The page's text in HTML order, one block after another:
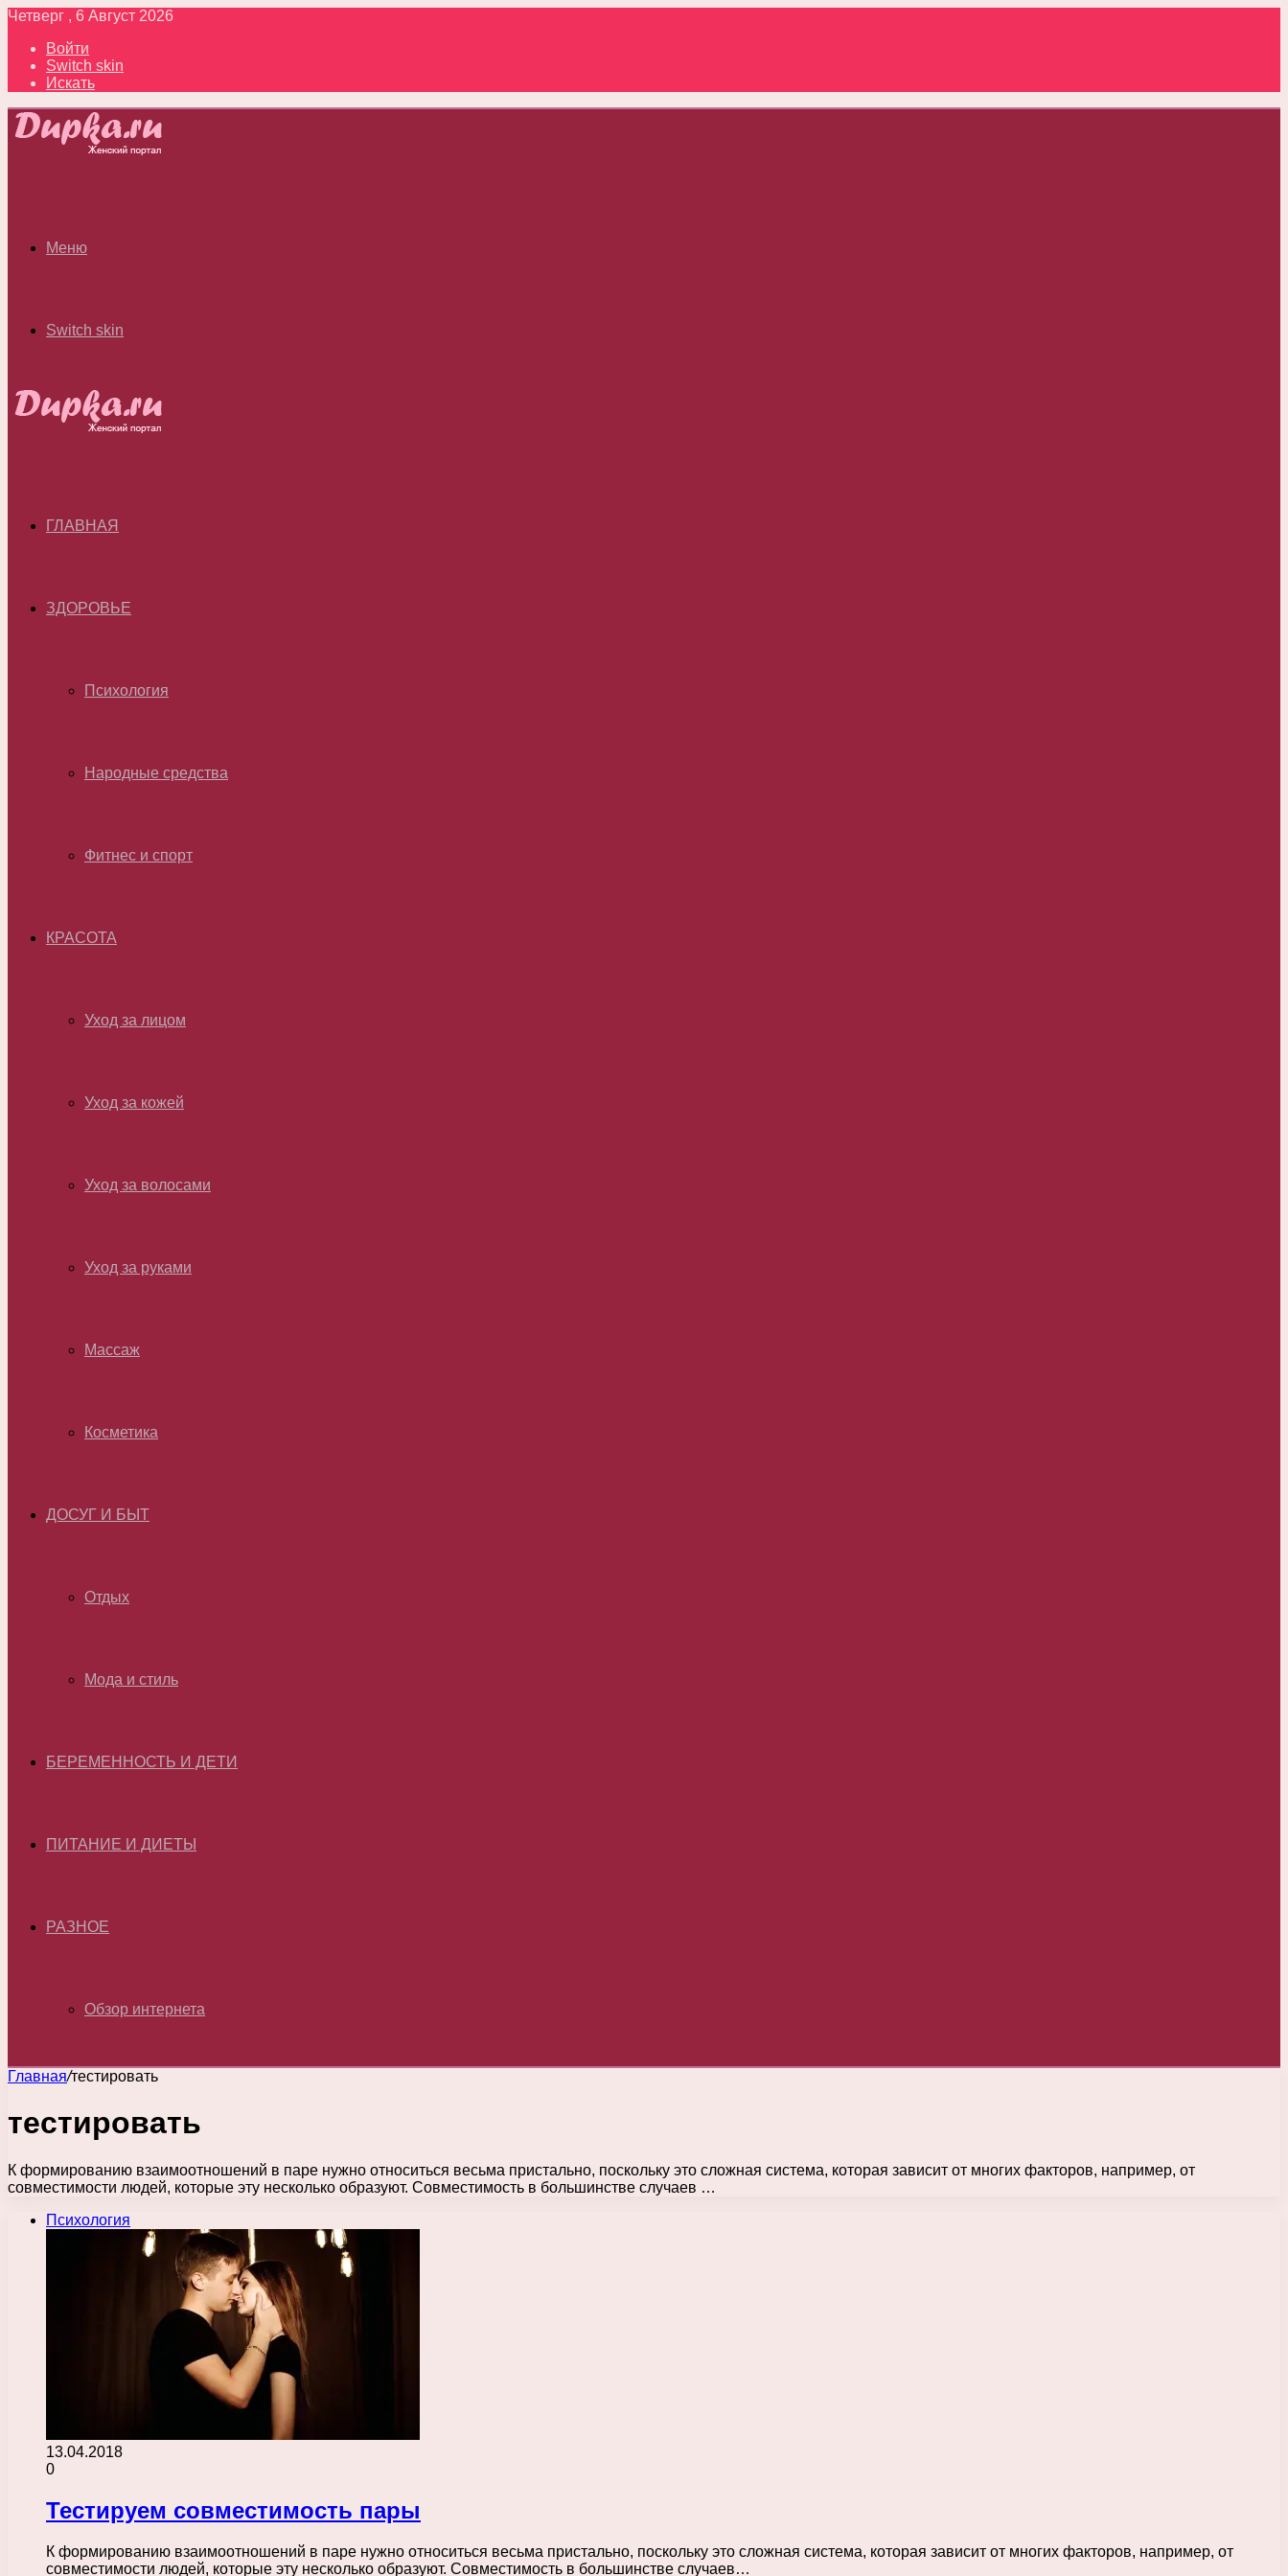
Четверг , 6 Август 2026
Войти
Switch skin
Искать
Меню
Switch skin
ГЛАВНАЯ
ЗДОРОВЬЕ
Психология
Народные средства
Фитнес и спорт
КРАСОТА
Уход за лицом
Уход за кожей
Уход за волосами
Уход за руками
Массаж
Косметика
ДОСУГ И БЫТ
Отдых
Мода и стиль
БЕРЕМЕННОСТЬ И ДЕТИ
ПИТАНИЕ И ДИЕТЫ
РАЗНОЕ
Обзор интернета
Главная/тестировать
тестировать
К формированию взаимоотношений в паре нужно относиться весьма пристально, поскольку это сложная система, которая зависит от многих факторов, например, от
совместимости людей, которые эту несколько образуют. Совместимость в большинстве случаев …
Психология
13.04.2018
0
Тестируем совместимость пары
К формированию взаимоотношений в паре нужно относиться весьма пристально, поскольку это сложная система, которая зависит от многих факторов, например, от
совместимости людей, которые эту несколько образуют. Совместимость в большинстве случаев…